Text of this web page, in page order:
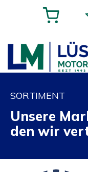
SORTIMENT
Unsere
den wir